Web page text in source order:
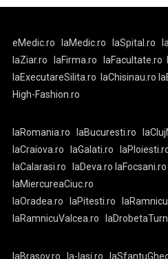
eMedic.ro laMedic.ro laSpital.ro
laZiar.ro
laFirma.ro laFacultate.ro
laExecutareSilita.ro
laChisinau.ro
High-Fashion.ro
laRomania.ro laBucuresti.ro
laCraiova.ro
laGalati.ro
laCalarasi.ro
laDeva.ro laFocsani.ro
laMiercureaCiuc.ro
laOradea.ro
laPitesti.ro
laRamnicuValcea.ro
laBrasov.ro la-Iasi.ro